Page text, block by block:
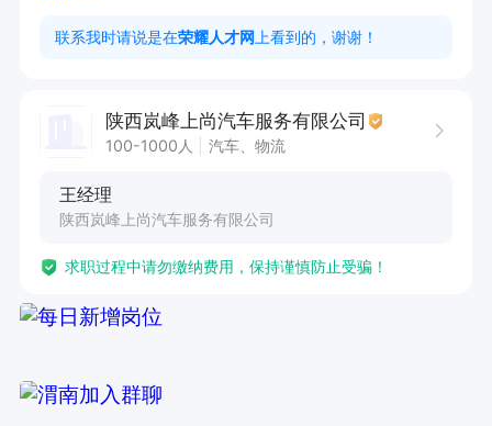
乘客满意度。
1. 持有有效的驾驶证，准驾车型符合网约车运营要
2. 熟悉所在城市的道路及交通情况，具备良好的
3. 拥有自有车辆，车辆符合网约车运营标准，手
续齐全。
5. 遵守网约车平台的各项规章制度，诚信经营。
联系我时请说是在荣耀人才网 上看到的，谢谢！
陕西岚峰上尚汽车服务有限公司
100-1000人 汽车、物流
王经理
陕西岚峰上尚汽车服务有限公司
求职过程中请勿缴纳费用，保持谨慎防止受骗！